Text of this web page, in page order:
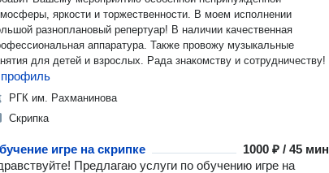
яркости и торжественности. В моем исполнении
разноплановый репeртуap! В наличии качественная
аппаратура. Также провожу музыкальные
занятия для детей и взрослых. Рада знакомству и сотрудничеству!
РГК им. Рахманинова
Скрипка
игре на скрипке
1000 ₽ / 45 мин
Предлагаю услуги по обучению игре на